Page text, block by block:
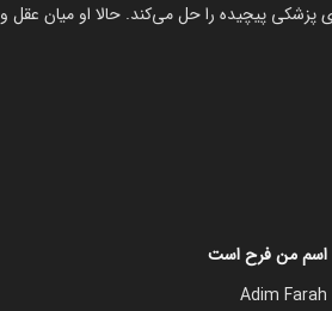
پزشکی پیچیده را حل می‌کند. حالا او میان عقل و
اسم من فرح است
Adim Farah